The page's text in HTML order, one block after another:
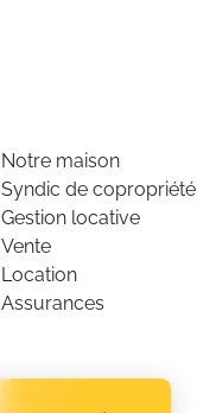
Notre maison
Syndic de copropriété
Gestion locative
Vente
Location
Assurances